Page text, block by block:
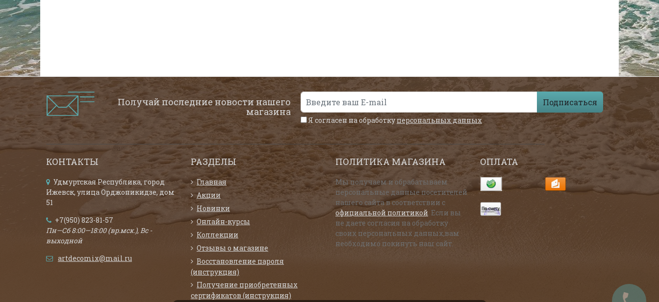
Получай последние новости нашего
магазина
Подписаться
Я согласен на обработку персональных данных
КОНТАКТЫ
Удмуртская Республика, город
Ижевск, улица Орджоникидзе, дом
51
+7(950) 823-81-57
Пн—Сб 8:00—18:00 (вр.мск.), Вс -
выходной
artdecomix@mail.ru
РАЗДЕЛЫ
Главная
Акции
Новинки
Онлайн-курсы
Коллекции
Отзывы о магазине
Восстановление пароля
(инструкция)
Получение приобретенных
сертификатов (инструкция)
ПОЛИТИКА МАГАЗИНА
Мы получаем и обрабатываем
персональные данные посетителей
нашего сайта в соответствии с
официальной политикой. Если вы
не даете согласия на обработку
своих персональных данных,вам
необходимо покинуть наш сайт.
ОПЛАТА